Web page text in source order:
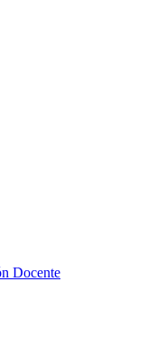
Docente